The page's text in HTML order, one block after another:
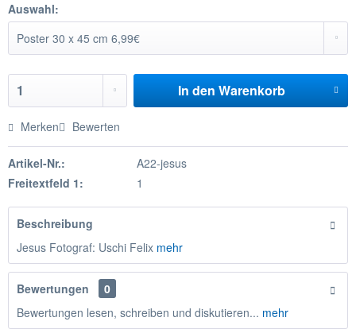
Auswahl:
In den Warenkorb
Merken Bewerten
Artikel-Nr.:
A22-jesus
Freitextfeld 1:
1
Beschreibung
Jesus Fotograf: Uschi Felix mehr
Bewertungen
0
Bewertungen lesen, schreiben und diskutieren... mehr